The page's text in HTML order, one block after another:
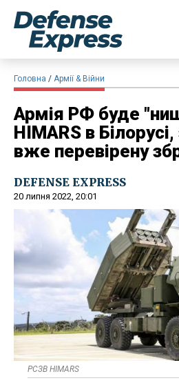
Головна Армії & Війни
Армія РФ буде
HIMARS в
вже перевірену
DEFENSE EXPRESS
20 липня 2022, 20:01
РСЗВ HIMARS